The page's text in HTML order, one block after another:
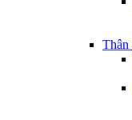
Thân